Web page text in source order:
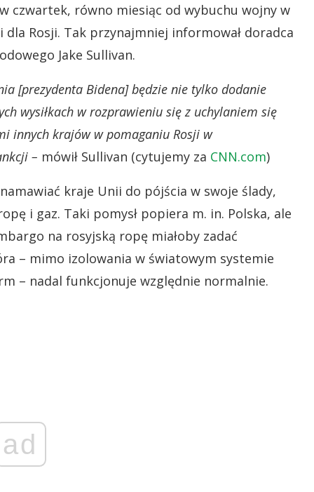
czwartek, równo miesiąc od wybuchu wojny w
Rosji. Tak przynajmniej informował doradca
Jake Sullivan.
[prezydenta Bidena] będzie nie tylko dodanie
wysiłkach w rozprawieniu się z uchylaniem się
innych krajów w pomaganiu Rosji w
– mówił Sullivan (cytujemy za CNN.com)
kraje Unii do pójścia w swoje ślady,
i gaz. Taki pomysł popiera m. in. Polska, ale
na rosyjską ropę miałoby zadać
– mimo izolowania w światowym systemie
– nadal funkcjonuje względnie normalnie.
ad